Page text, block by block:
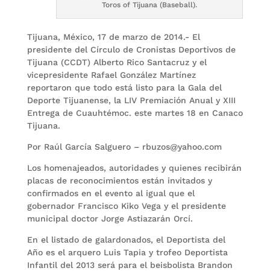
Toros of Tijuana (Baseball).
Tijuana, México, 17 de marzo de 2014.- El
presidente del Círculo de Cronistas Deportivos de
Tijuana (CCDT) Alberto Rico Santacruz y el
vicepresidente Rafael González Martínez
reportaron que todo está listo para la Gala del
Deporte Tijuanense, la LIV Premiación Anual y XIII
Entrega de Cuauhtémoc. este martes 18 en Canaco
Tijuana.
Por Raúl García Salguero – rbuzos@yahoo.com
Los homenajeados, autoridades y quienes recibirán
placas de reconocimientos están invitados y
confirmados en el evento al igual que el
gobernador Francisco Kiko Vega y el presidente
municipal doctor Jorge Astiazarán Orcí.
En el listado de galardonados, el Deportista del
Año es el arquero Luis Tapia y trofeo Deportista
Infantil del 2013 será para el beisbolista Brandon